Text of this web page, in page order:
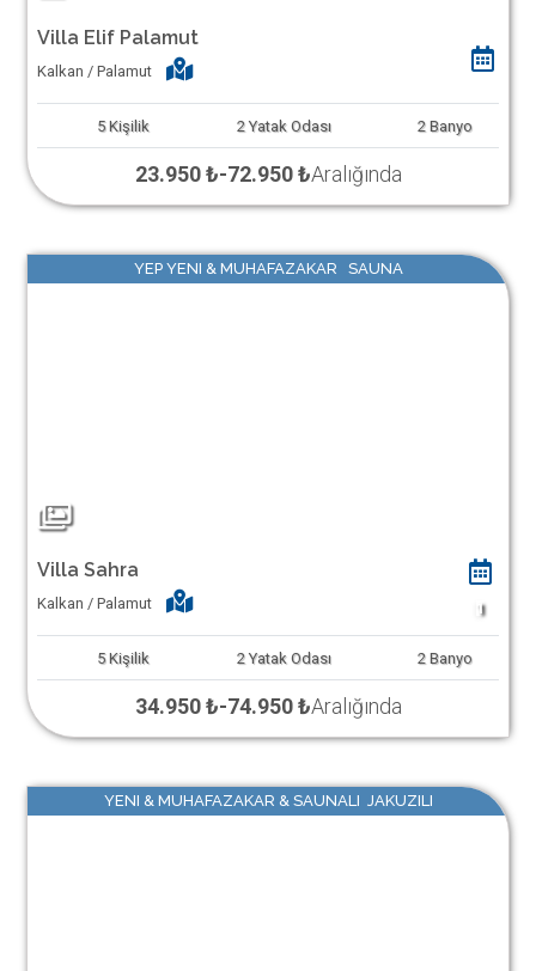
Villa Elif Palamut
Kalkan / Palamut
5 Kişilik 2 Yatak Odası 2 Banyo
23.950 ₺-72.950 ₺Aralığında
YEP YENI & MUHAFAZAKAR SAUNA
Villa Sahra
Kalkan / Palamut 1
5 Kişilik 2 Yatak Odası 2 Banyo
34.950 ₺-74.950 ₺Aralığında
YENI & MUHAFAZAKAR & SAUNALI JAKUZILI